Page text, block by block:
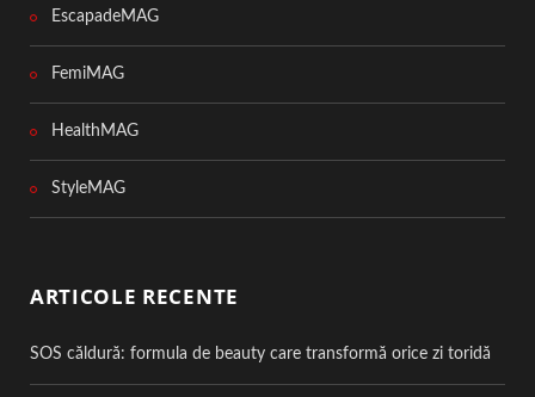
EscapadeMAG
FemiMAG
HealthMAG
StyleMAG
ARTICOLE RECENTE
SOS căldură: formula de beauty care transformă orice zi toridă